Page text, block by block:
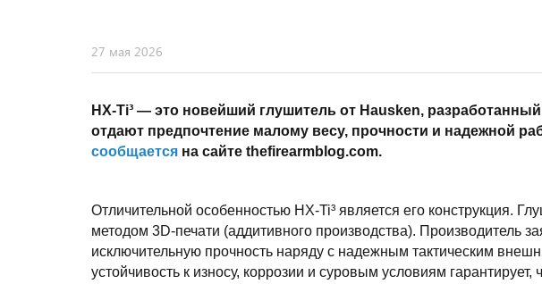
27 мая 2026
HX-Ti³ — это новейший глушитель от Hausken,
отдают предпочтение малому весу, прочности и надежной
сообщается на сайте thefirearmblog.com.
Отличительной особенностью HX-Ti³ является его конструкция.
методом 3D-печати (аддитивного производства). Производитель
исключительную прочность наряду с надежным тактическим
устойчивость к износу, коррозии и суровым условиям гарантирует,